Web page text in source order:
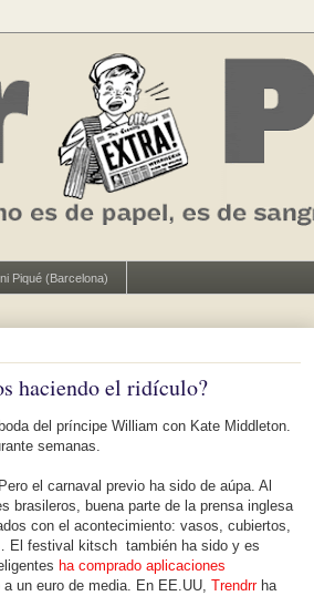
Piqué (Barcelona)
haciendo el ridículo?
del príncipe William con Kate Middleton.
semanas.
el carnaval previo ha sido de aúpa. Al
brasileros, buena parte de la prensa inglesa
con el acontecimiento: vasos, cubiertos,
El festival kitsch también ha sido y es
ha comprado aplicaciones
un euro de media. En EE.UU, Trendrrha